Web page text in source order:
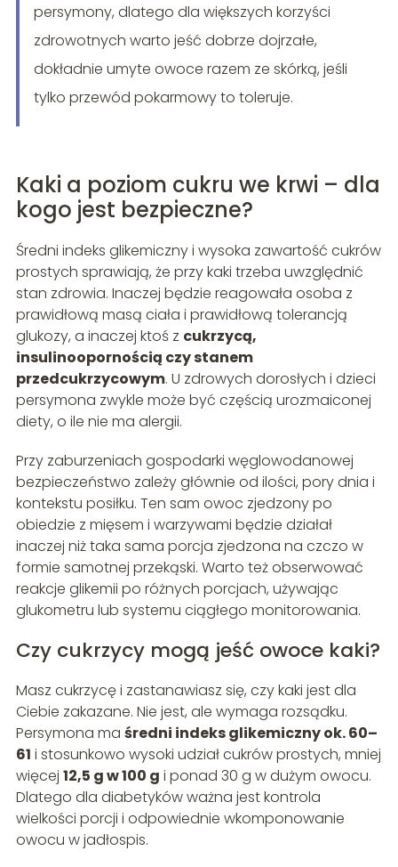
persymony, dlatego dla większych korzyści
zdrowotnych warto jeść dobrze dojrzałe,
dokładnie umyte owoce razem ze skórką, jeśli
tylko przewód pokarmowy to toleruje.
Kaki a poziom cukru we krwi – dla
kogo jest bezpieczne?
Średni indeks glikemiczny i wysoka zawartość cukrów
prostych sprawiają, że przy kaki trzeba uwzględnić
stan zdrowia. Inaczej będzie reagowała osoba z
prawidłową masą ciała i prawidłową tolerancją
glukozy, a inaczej ktoś z cukrzycą,
insulinoopornością czy stanem
przedcukrzycowym. U zdrowych dorosłych i dzieci
persymona zwykle może być częścią urozmaiconej
diety, o ile nie ma alergii.
Przy zaburzeniach gospodarki węglowodanowej
bezpieczeństwo zależy głównie od ilości, pory dnia i
kontekstu posiłku. Ten sam owoc zjedzony po
obiedzie z mięsem i warzywami będzie działał
inaczej niż taka sama porcja zjedzona na czczo w
formie samotnej przekąski. Warto też obserwować
reakcje glikemii po różnych porcjach, używając
glukometru lub systemu ciągłego monitorowania.
Czy cukrzycy mogą jeść owoce kaki?
Masz cukrzycę i zastanawiasz się, czy kaki jest dla
Ciebie zakazane. Nie jest, ale wymaga rozsądku.
Persymona ma średni indeks glikemiczny ok. 60–
61 i stosunkowo wysoki udział cukrów prostych, mniej
więcej 12,5 g w 100 g i ponad 30 g w dużym owocu.
Dlatego dla diabetyków ważna jest kontrola
wielkości porcji i odpowiednie wkomponowanie
owocu w jadłospis.